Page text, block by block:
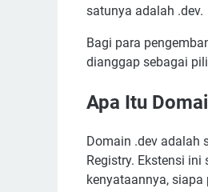
satunya adalah .dev.
Bagi para
dianggap sebagai
Apa Itu
Domain .dev adalah
Registry. Ekstensi
kenyataannya,